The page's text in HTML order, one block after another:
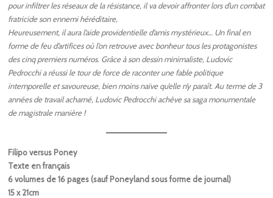
pour infiltrer les réseaux de la résistance, il va devoir affronter lors d’un combat
fratricide son ennemi héréditaire,
Heureusement, il aura l’aide providentielle d’amis mystérieux… Un final en
forme de feu d’artifices où l’on retrouve avec bonheur tous les protagonistes
des cinq premiers numéros. Grâce à son dessin minimaliste, Ludovic
Pedrocchi a réussi le tour de force de raconter une fable politique
intemporelle et savoureuse, bien moins naïve qu’elle n’y paraît. Au terme de 3
années de travail acharné, Ludovic Pedrocchi achève sa saga monumentale
de magistrale manière !
Filipo versus Poney
Texte en français
6 volumes de 16 pages (sauf Poneyland sous forme de journal)
15 x 21cm